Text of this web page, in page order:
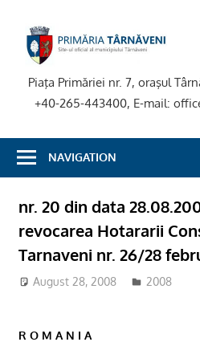
content
Piaţa Primăriei nr. 7, oraşul
+40-265-443400, E-mail:
NAVIGATION
nr. 20 din data
revocarea Hotararii
Tarnaveni nr. 26/28
August 28, 2008 2008
R O M A N I A